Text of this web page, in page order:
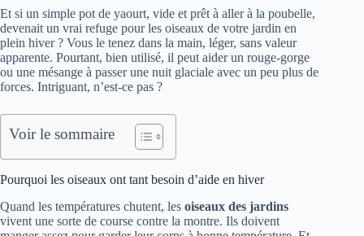
Et si un simple pot de yaourt, vide et prêt à aller à la poubelle,
devenait un vrai refuge pour les oiseaux de votre jardin en
plein hiver ? Vous le tenez dans la main, léger, sans valeur
apparente. Pourtant, bien utilisé, il peut aider un rouge-gorge
ou une mésange à passer une nuit glaciale avec un peu plus de
forces. Intriguant, n’est-ce pas ?
Voir le sommaire
Pourquoi les oiseaux ont tant besoin d’aide en hiver
Quand les températures chutent, les oiseaux des jardins
vivent une sorte de course contre la montre. Ils doivent